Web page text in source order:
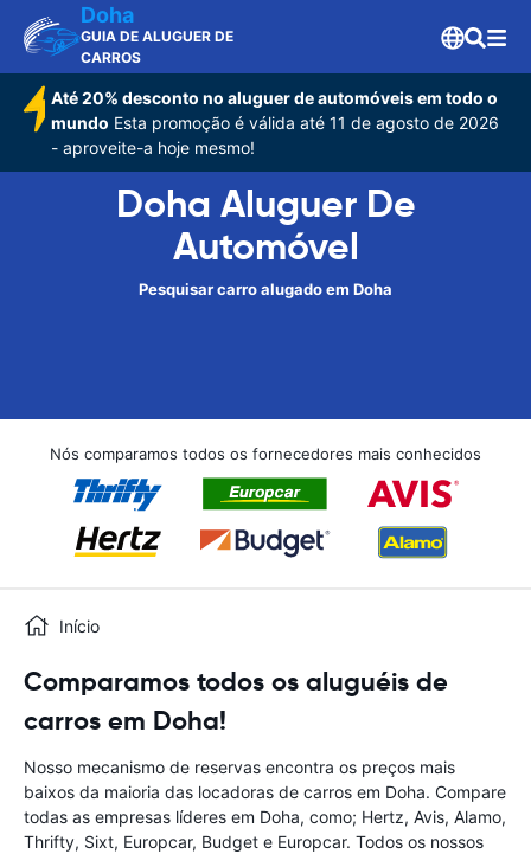
Doha
GUIA DE ALUGUER DE
CARROS
Até 20% desconto no aluguer de automóveis em todo o
mundo Esta promoção é válida até 11 de agosto de 2026
- aproveite-a hoje mesmo!
Doha Aluguer De
Automóvel
Pesquisar carro alugado em Doha
Nós comparamos todos os fornecedores mais conhecidos
Início
Comparamos todos os aluguéis de
carros em Doha!
Nosso mecanismo de reservas encontra os preços mais
baixos da maioria das locadoras de carros em Doha. Compare
todas as empresas líderes em Doha, como; Hertz, Avis, Alamo,
Thrifty, Sixt, Europcar, Budget e Europcar. Todos os nossos